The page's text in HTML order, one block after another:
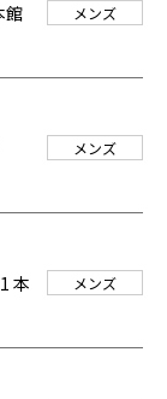
館
メンズ
メンズ
本
メンズ